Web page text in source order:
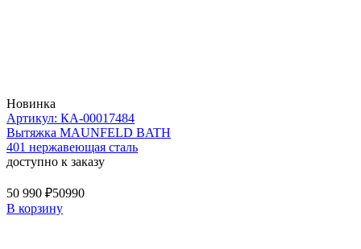
Новинка
Артикул: КА-00017484
Вытяжка MAUNFELD BATH
401 нержавеющая сталь
доступно к заказу
50 990 ₽50990
В корзину